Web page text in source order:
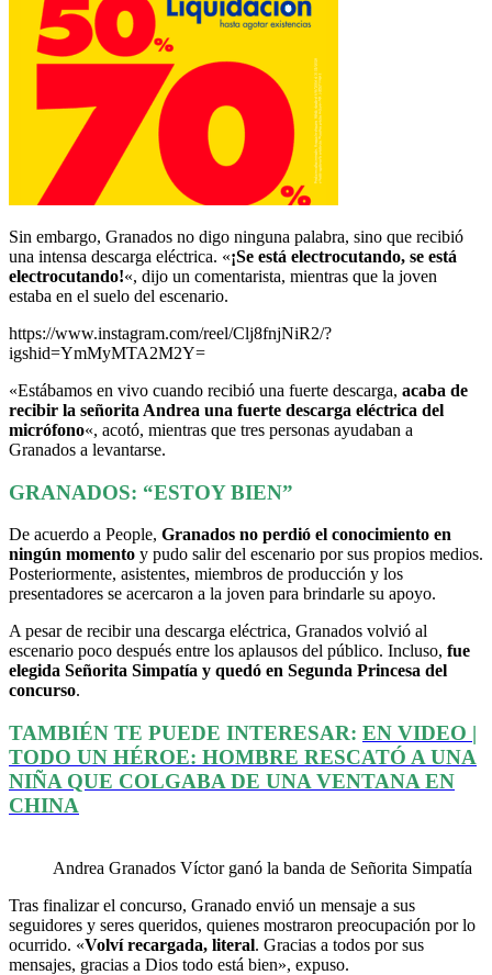
Sin embargo, Granados no digo ninguna palabra, sino que recibió
una intensa descarga eléctrica. «¡Se está electrocutando, se está
electrocutando!«, dijo un comentarista, mientras que la joven
estaba en el suelo del escenario.
https://www.instagram.com/reel/Clj8fnjNiR2/?
igshid=YmMyMTA2M2Y=
«Estábamos en vivo cuando recibió una fuerte descarga, acaba de
recibir la señorita Andrea una fuerte descarga eléctrica del
micrófono«, acotó, mientras que tres personas ayudaban a
Granados a levantarse.
GRANADOS: “ESTOY BIEN”
De acuerdo a People, Granados no perdió el conocimiento en
ningún momento y pudo salir del escenario por sus propios medios.
Posteriormente, asistentes, miembros de producción y los
presentadores se acercaron a la joven para brindarle su apoyo.
A pesar de recibir una descarga eléctrica, Granados volvió al
escenario poco después entre los aplausos del público. Incluso, fue
elegida Señorita Simpatía y quedó en Segunda Princesa del
concurso.
TAMBIÉN TE PUEDE INTERESAR: EN VIDEO |
TODO UN HÉROE: HOMBRE RESCATÓ A UNA
NIÑA QUE COLGABA DE UNA VENTANA EN
CHINA
Andrea Granados Víctor ganó la banda de Señorita Simpatía
Tras finalizar el concurso, Granado envió un mensaje a sus
seguidores y seres queridos, quienes mostraron preocupación por lo
ocurrido. «Volví recargada, literal. Gracias a todos por sus
mensajes, gracias a Dios todo está bien», expuso.